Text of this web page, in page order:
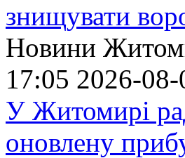
знищувати
Новини
17:05 2026-08-
У Житомирі
оновлену